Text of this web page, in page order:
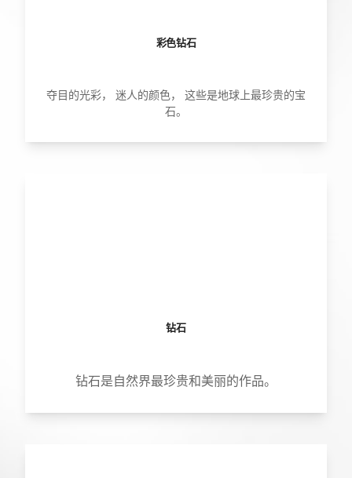
彩色钻石
夺目的光彩， 迷人的颜色， 这些是地球上最珍贵的宝
石。
钻石
钻石是自然界最珍贵和美丽的作品。